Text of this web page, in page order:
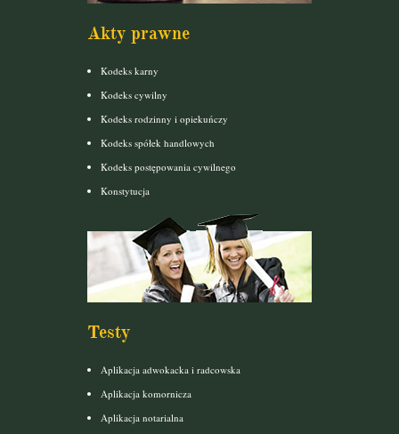
Akty prawne
Kodeks karny
Kodeks cywilny
Kodeks rodzinny i opiekuńczy
Kodeks spółek handlowych
Kodeks postępowania cywilnego
Konstytucja
Testy
Aplikacja adwokacka i radcowska
Aplikacja komornicza
Aplikacja notarialna